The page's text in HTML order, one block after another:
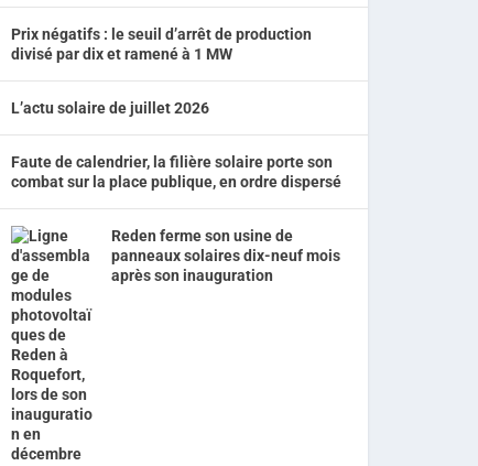
Prix négatifs : le seuil d’arrêt de production
divisé par dix et ramené à 1 MW
L’actu solaire de juillet 2026
Faute de calendrier, la filière solaire porte son
combat sur la place publique, en ordre dispersé
Reden ferme son usine de
panneaux solaires dix-neuf mois
après son inauguration